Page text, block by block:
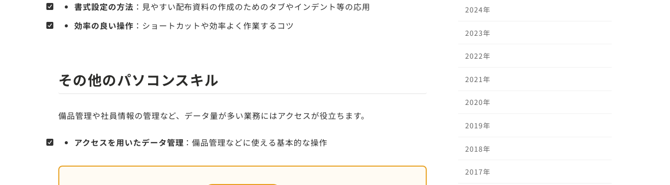
書式設定の方法 ：見やすい配布資料の作成のためのタブやインデント等の応用
効率の良い操作 ：ショートカットや効率よく作業するコツ
その他のパソコンスキル
備品管理や社員情報の管理など、データ量が多い業務にはアクセスが役立ちます。
アクセスを用いたデータ管理 ：備品管理などに使える基本的な操作
2024年
2023年
2022年
2021年
2020年
2019年
2018年
2017年